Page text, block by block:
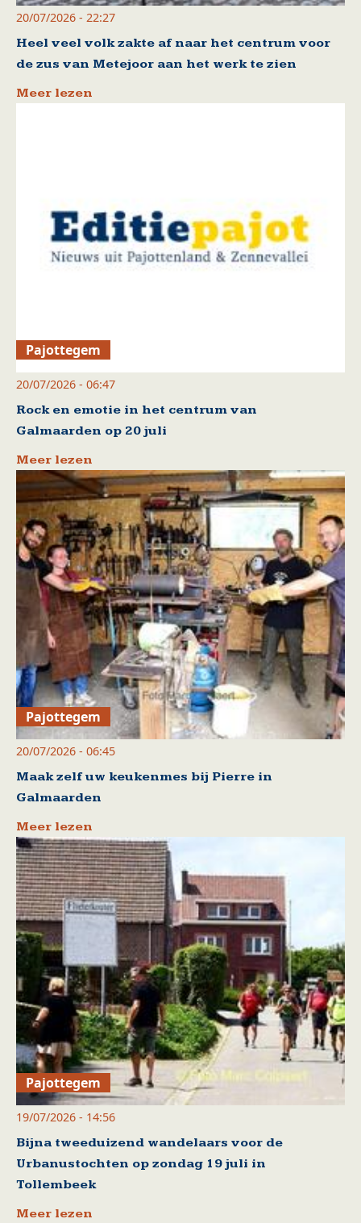
20/07/2026 - 22:27
Heel veel volk zakte af naar het centrum voor
de zus van Metejoor aan het werk te zien
Meer lezen
Pajottegem
20/07/2026 - 06:47
Rock en emotie in het centrum van
Galmaarden op 20 juli
Meer lezen
Pajottegem
20/07/2026 - 06:45
Maak zelf uw keukenmes bij Pierre in
Galmaarden
Meer lezen
Pajottegem
19/07/2026 - 14:56
Bijna tweeduizend wandelaars voor de
Urbanustochten op zondag 19 juli in
Tollembeek
Meer lezen